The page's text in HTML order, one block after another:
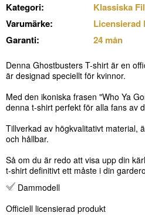
Kategori:
Klassiska
Varumärke:
Licensierad
Garanti:
24 mån
Denna Ghostbusters T-shirt är en
är designad speciellt för kvinnor.
Med den ikoniska frasen "Who Ya
denna t-shirt perfekt för alla fans av
Tillverkad av högkvalitativt material,
och hållbar.
Så om du är redo att visa upp din
t-shirt definitivt ett måste i din
Dammodell
Officiell licensierad produkt